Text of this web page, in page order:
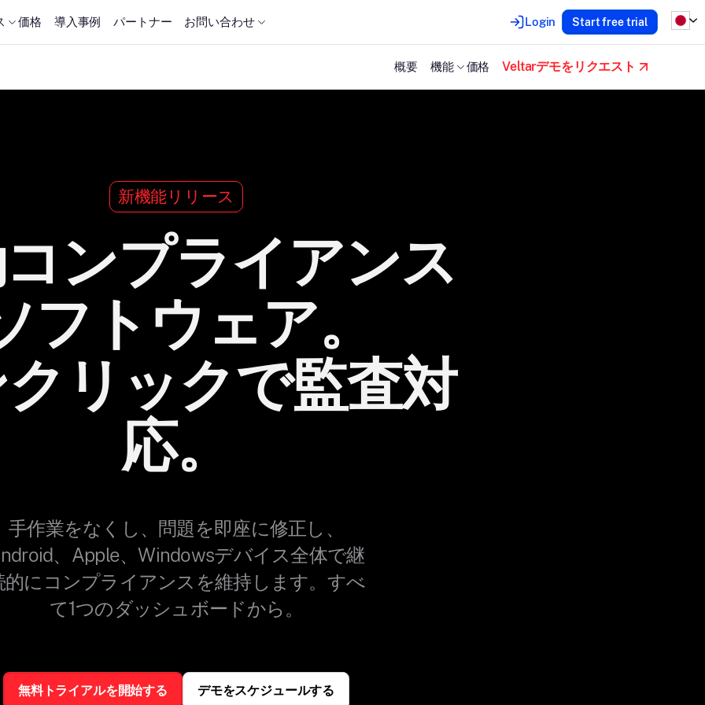
価格 導入事例 パートナー お問い合わせ Login Start free trial
概要 機能 価格 Veltarデモをリクエスト
新機能リリース
ンプライアンス
フトウェア。
リックで監査対
応。
手作業をなくし、問題を即座に修正し、
、Apple、Windowsデバイス全体で継
的にコンプライアンスを維持します。すべ
て1つのダッシュボードから。
無料トライアルを開始する デモをスケジュールする